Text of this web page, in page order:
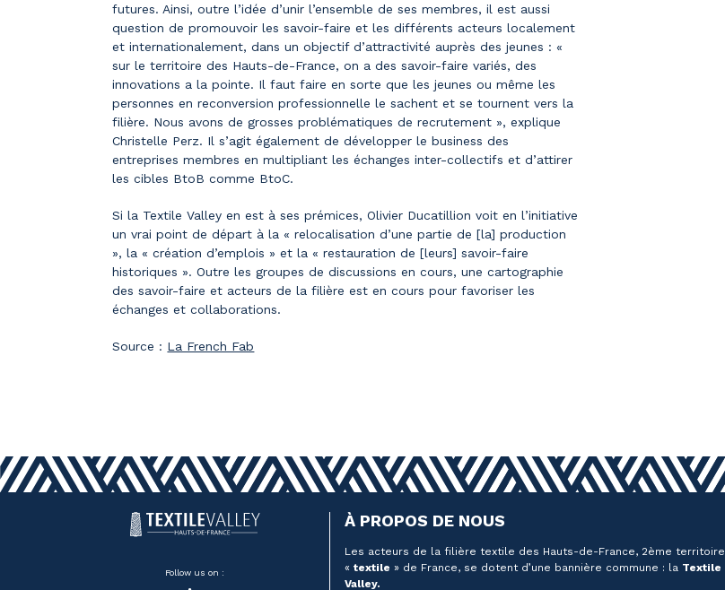
futures. Ainsi, outre l’idée d’unir l’ensemble de ses membres, il est aussi
question de promouvoir les savoir-faire et les différents acteurs localement
et internationalement, dans un objectif d’attractivité auprès des jeunes : «
sur le territoire des Hauts-de-France, on a des savoir-faire variés, des
innovations a la pointe. Il faut faire en sorte que les jeunes ou même les
personnes en reconversion professionnelle le sachent et se tournent vers la
filière. Nous avons de grosses problématiques de recrutement », explique
Christelle Perz. Il s’agit également de développer le business des
entreprises membres en multipliant les échanges inter-collectifs et d’attirer
les cibles BtoB comme BtoC.
Si la Textile Valley en est à ses prémices, Olivier Ducatillion voit en l’initiative
un vrai point de départ à la « relocalisation d’une partie de [la] production
», la « création d’emplois » et la « restauration de [leurs] savoir-faire
historiques ». Outre les groupes de discussions en cours, une cartographie
des savoir-faire et acteurs de la filière est en cours pour favoriser les
échanges et collaborations.
Source : La French Fab
Follow us on :
À PROPOS DE NOUS
Les acteurs de la filière textile des Hauts-de-France, 2ème territoire
« textile » de France, se dotent d’une bannière commune : la Textile
Valley.